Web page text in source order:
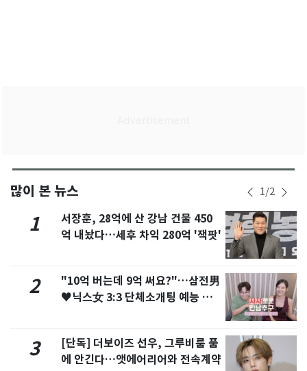
많이 본 뉴스 1/2
1
서장훈, 28억에 산 강남 건물 450
억 내놨다…세후 차익 280억 '잭팟'
2
"10억 버는데 9억 써요?"…삼전男
♥닉스女 3:3 단체소개팅 예능 화
3
[단독] 더보이즈 선우, 그루비룸 품
에 안긴다…앳에어리어와 전속계약